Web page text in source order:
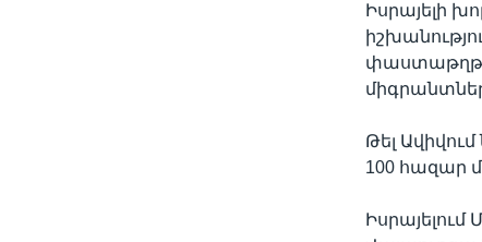
Իսրայելի
Թել
100 հազար